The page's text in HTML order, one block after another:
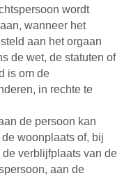
wordt
wanneer het
aan het orgaan
de wet, de statuten of
is om de
in rechte te
de persoon kan
woonplaats of, bij
verblijfplaats van de
aan de